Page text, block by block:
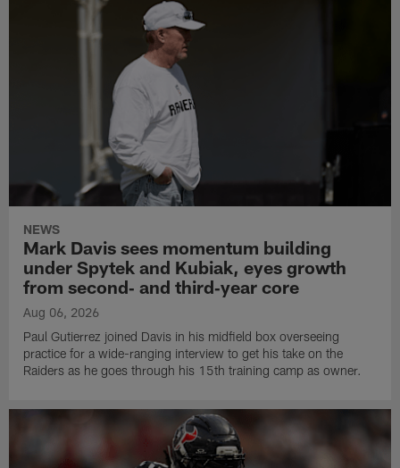
NEWS
Mark Davis sees momentum building
under Spytek and Kubiak, eyes growth
from second‑ and third‑year core
Aug 06, 2026
Paul Gutierrez joined Davis in his midfield box overseeing
practice for a wide-ranging interview to get his take on the
Raiders as he goes through his 15th training camp as owner.